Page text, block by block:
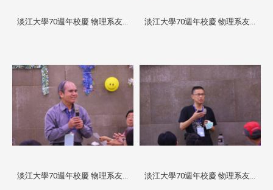
淡江大學70週年校慶 物理系友... 淡江大學70週年校慶 物理系友...
淡江大學70週年校慶 物理系友... 淡江大學70週年校慶 物理系友...